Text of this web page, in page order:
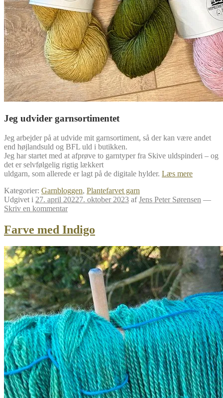
Jeg udvider garnsortimentet
Jeg arbejder på at udvide mit garnsortiment, så der kan være andet
end højlandsuld og BFL uld i butikken.
Jeg har startet med at afprøve to garntyper fra Skive uldspinderi – og
det er selvfølgelig rigtig lækkert
uldgarn, som allerede er lagt på de digitale hylder. Læs mereNye
Kategorier: Garnbloggen, Plantefarvet garn
Udgivet i 27. april 20227. oktober 2023 afJens Peter Sørensen —
Skriv en kommentar
Farve med Indigo